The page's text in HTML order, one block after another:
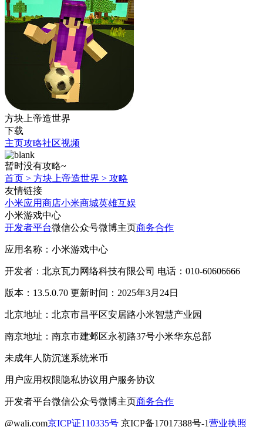
方块上帝造世界
下载
主页攻略社区视频
暂时没有攻略~
首页 > 方块上帝造世界 > 攻略
友情链接
小米应用商店小米商城英雄互娱
小米游戏中心
开发者平台微信公众号微博主页商务合作
应用名称：小米游戏中心
开发者：北京瓦力网络科技有限公司 电话：010-60606666
版本：13.5.0.70 更新时间：2025年3月24日
北京地址：北京市昌平区安居路小米智慧产业园
南京地址：南京市建邺区永初路37号小米华东总部
未成年人防沉迷系统米币
用户应用权限隐私协议用户服务协议
开发者平台微信公众号微博主页商务合作
@wali.com京ICP证110335号 京ICP备17017388号-1营业执照